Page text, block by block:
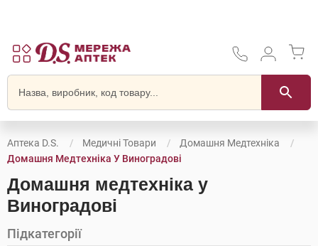
Аптека D.S. Медичні Товари
Домашня Медтехніка
Домашня Медтехніка У Виноградові
Домашня медтехніка у
Виноградові
Підкатегорії